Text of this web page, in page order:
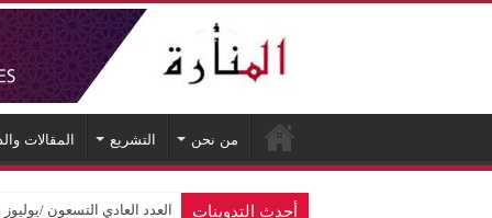
من نحن التشريع المقالات
أحدث التدوينات العدد العادي التسعون /يوليوز 2026